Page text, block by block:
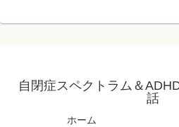
自閉症スペクトラム＆
話
ホーム